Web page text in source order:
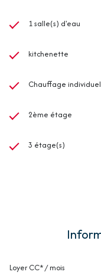
1 salle(s) d'eau
kitchenette
Chauffage
2ème étage
3 étage(s)
Loyer CC* / mois